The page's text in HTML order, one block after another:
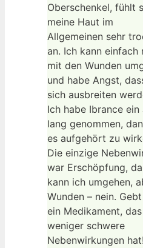
Oberschenkel, fühlt
meine Haut im
Allgemeinen sehr
an. Ich kann einfach
mit den Wunden
und habe Angst,
sich ausbreiten
Ich habe Ibrance ein
lang genommen,
es aufgehört zu
Die einzige
war Erschöpfung,
kann ich umgehen,
Wunden – nein.
ein Medikament, das
weniger schwere
Nebenwirkungen